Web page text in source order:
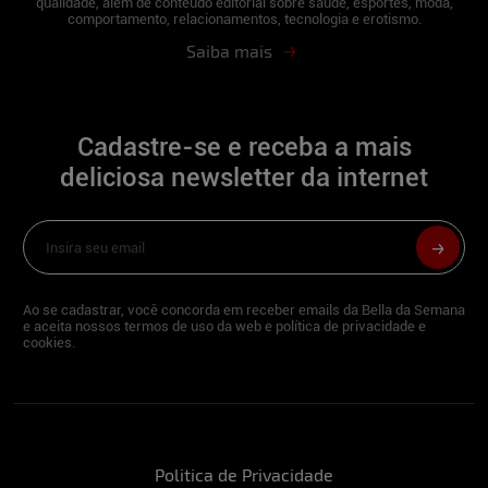
Conte alguma curiosidade sobre você...
com uma amiga no final do ano passado,
ela se assustava kkk
O que você faz para manter esse corpão?
Costumo correr 2 vezes por semana e
tomo muitas vitaminas.
Qual foi o lugar mais exótico que você já
comportamento, relacionamentos, tecnologia e erotismo.
Saiba mais
Politica de Privacidade
Cadastre-se e receba a mais
deliciosa newsletter da internet
Ao se cadastrar, você concorda em receber emails da Bella da Semana
e aceita nossos termos de uso da web e política de privacidade e
cookies.